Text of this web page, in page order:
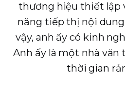
thương hiệu thiết lập
năng tiếp thị nội dung
vậy, anh ấy có kinh
Anh ấy là một nhà
thời gian